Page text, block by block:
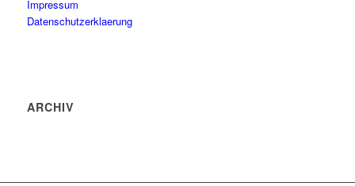
Impressum
Datenschutzerklaerung
ARCHIV